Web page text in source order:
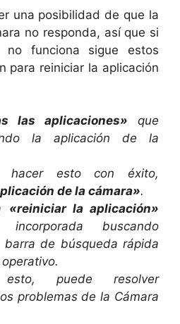
una posibilidad de que la
no responda, así que si
no funciona sigue estos
para reiniciar la aplicación
las aplicaciones» que
la aplicación de la
hacer esto con éxito,
de la cámara».
«reiniciar la aplicación»
buscando
barra de búsqueda rápida
puede resolver
problemas de la Cámara